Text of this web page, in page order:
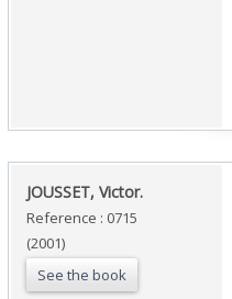
‎JOUSSET, Victor.‎
Reference : 0715
(2001)
See the book